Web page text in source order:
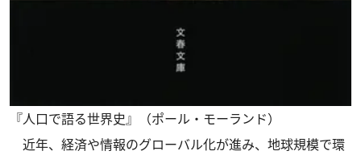
『人口で語る世界史』（ポール・モーランド）
近年、経済や情報のグローバル化が進み、地球規模で環